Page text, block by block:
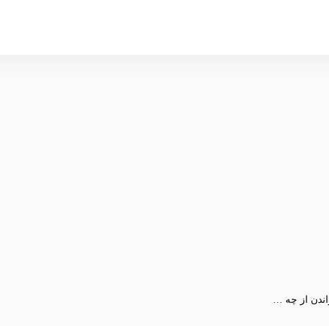
از چه …